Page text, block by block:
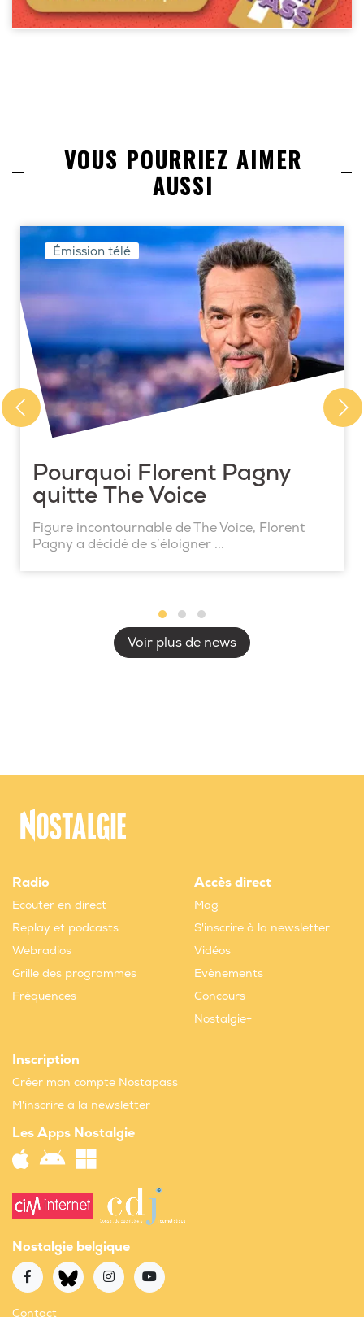
VOUS POURRIEZ AIMER
AUSSI
Émission télé
Pourquoi Florent Pagny
quitte The Voice
Figure incontournable de The Voice, Florent
Pagny a décidé de s’éloigner ...
Voir plus de news
Radio
Ecouter en direct
Replay et podcasts
Webradios
Grille des programmes
Fréquences
Accès direct
Mag
S'inscrire à la newsletter
Vidéos
Evènements
Concours
Nostalgie+
Inscription
Créer mon compte Nostapass
M'inscrire à la newsletter
Les Apps Nostalgie
Nostalgie belgique
Contact